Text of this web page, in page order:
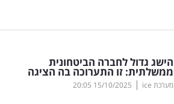
הישג גדול לחברה הביטחונית
ממשלתית: זו התערוכה בה הציגה
מערכת ice |
15/10/2025
20:05